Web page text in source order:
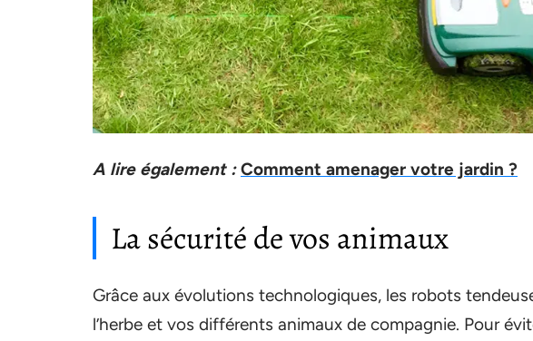
A lire également : Comment amenager votre jardin ?
La sécurité de vos animaux
Grâce aux évolutions technologiques, les robots
l’herbe et vos différents animaux de compagnie. Pour